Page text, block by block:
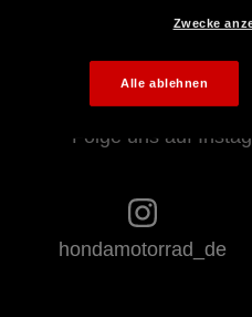
Motorrad, gebaut für
Folge uns auf
hondamotorrad_de
Zwecke
Alle ablehnen